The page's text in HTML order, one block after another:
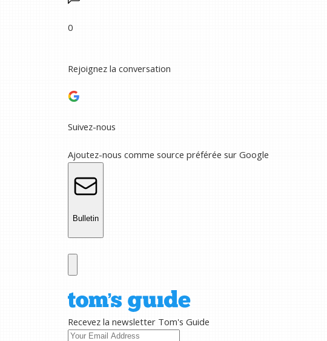
0
Rejoignez la conversation
Suivez-nous
Ajoutez-nous comme source préférée sur Google
Bulletin
Recevez la newsletter Tom's Guide